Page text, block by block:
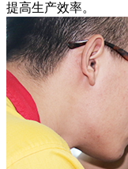
提高生产效率。